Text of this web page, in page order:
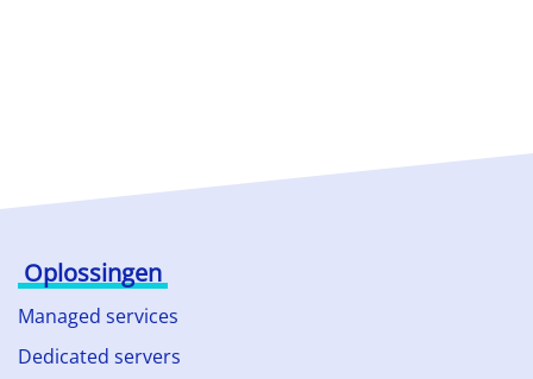
Oplossingen
Managed services
Dedicated servers